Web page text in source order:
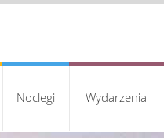
Noclegi Wydarzenia